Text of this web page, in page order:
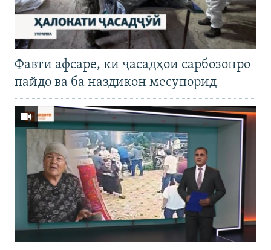
Фавти афсаре, ки ҷасадҳои сарбозонро
пайдо ва ба наздикон месупорид